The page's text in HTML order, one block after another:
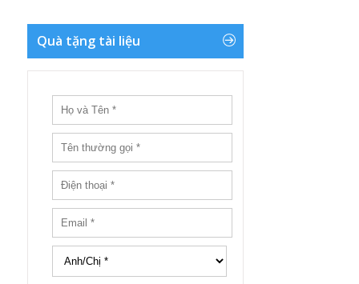
Quà tặng tài liệu